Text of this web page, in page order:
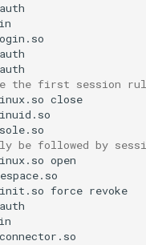
the first session
close
be followed by
open
force revoke